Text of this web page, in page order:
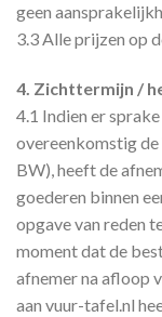
geen
3.3 Alle prijzen op
4. Zichttermijn /
4.1 Indien er
overeenkomstig
BW), heeft de
goederen binnen
opgave van reden
moment dat de
afnemer na afloop
aan vuur-tafel.nl